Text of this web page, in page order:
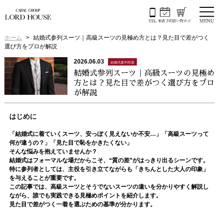
ホーム
結婚式参列スーツ｜高級スーツの見極め方とは？見た目で差がつく
選び方をプロが解説
2026.06.03 結婚式参列衣装
結婚式参列スーツ｜高級スーツの見極め
方とは？見た目で差がつく選び方をプロ
が解説
はじめに
「結婚式に着ていくスーツ、安っぽく見えないか不安…」「高級スーツって
何が違うの？」「見た目で恥をかきたくない」
そんな悩みを抱えていませんか？
結婚式はフォーマルな場だからこそ、“質の差”がはっきり出るシーンです。
特に参列者としては、主役を引き立てながらも「きちんとした大人の印象」
を与えることが重要です。
この記事では、高級スーツとそうでないスーツの違いを分かりやすく解説し
ながら、誰でも実践できる見極めポイントを紹介します。
見た目で差がつく一着を選ぶための基準が分かります。